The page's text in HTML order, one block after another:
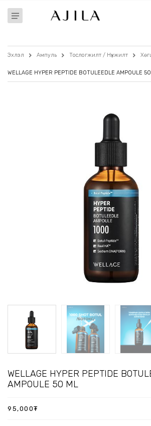
Эхлэл Ампуль Тослогжилт / Нүхжилт
WELLAGE HYPER PEPTIDE BOTULEEDLE AMPOULE
WELLAGE HYPER PEPTIDE
AMPOULE 50 ML
95,000₮